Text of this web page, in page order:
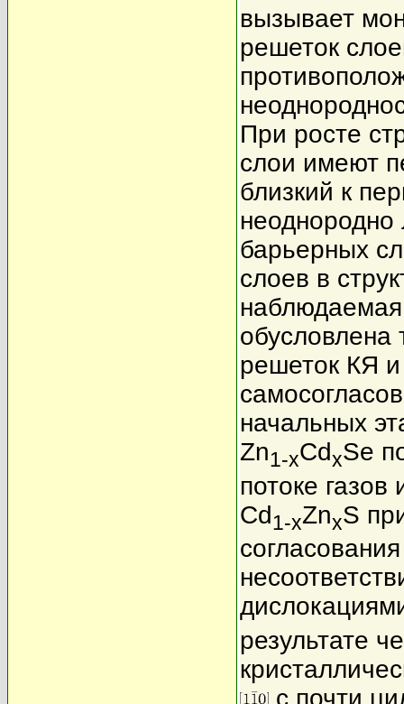
вызывает
решеток
При росте
слои имеют
близкий к
неоднородно
барьерных
слоев в
обусловлена
решеток КЯ и
начальных
Zn1-xCdxSe
потоке
Cd1-xZnxS
результате
с почти